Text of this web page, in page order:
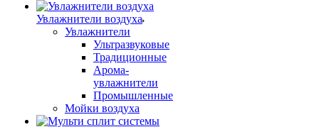
Увлажнители воздуха
Увлажнители
Ультразвуковые
Традиционные
Арома-
увлажнители
Промышленные
Мойки воздуха